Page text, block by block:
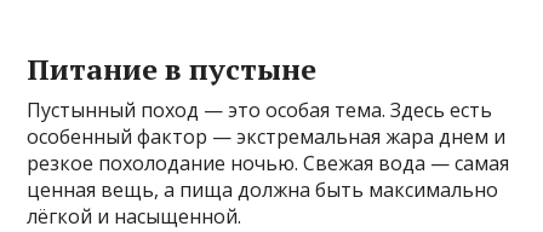
Питание в пустыне
Пустынный поход — это особая тема. Здесь есть
особенный фактор — экстремальная жара днем и
резкое похолодание ночью. Свежая вода — самая
ценная вещь, а пища должна быть максимально
лёгкой и насыщенной.